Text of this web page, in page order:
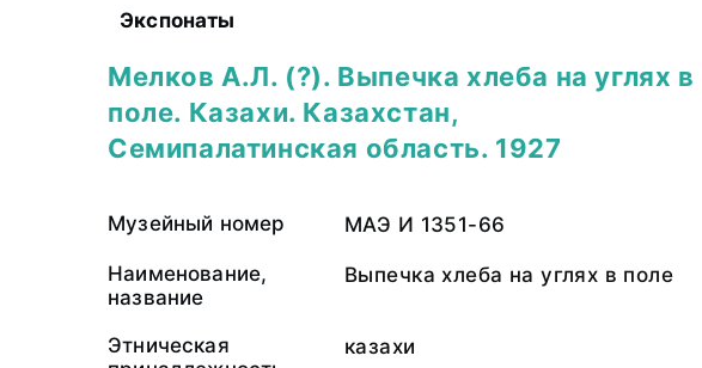
Экспонаты
Мелков А.Л. (?). Выпечка хлеба на углях в
поле. Казахи. Казахстан,
Семипалатинская область. 1927
Музейный номер МАЭ И 1351-66
Наименование,
название
Выпечка хлеба на углях в поле
Этническая
казахи